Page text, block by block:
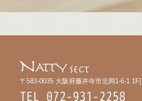
〒583-0035 大阪府藤井寺市北岡1-6-1 1F[
TEL 072-931-2258